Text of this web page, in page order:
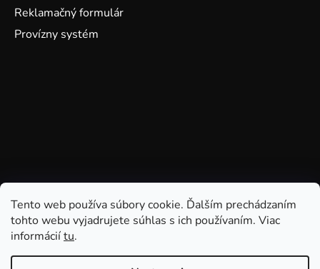
Tento web používa súbory cookie. Ďalším prechádzaním
tohto webu vyjadrujete súhlas s ich používaním. Viac
informáciítu.
Reklamačný formulár
Provízny systém